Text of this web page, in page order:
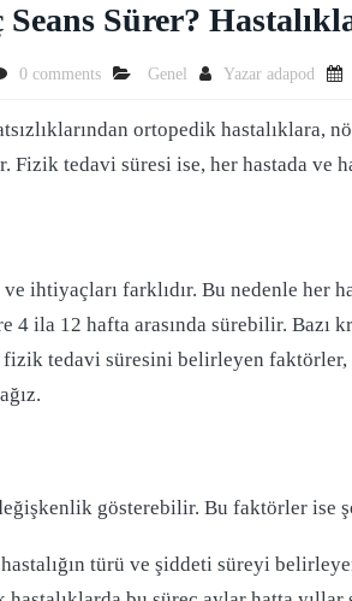
Sürer?
0 comments Genel Yazar adapod
ortopedik hastalıklara,
tedavi süresi ise, her hastada ve
ihtiyaçları farklıdır. Bu nedenle
4 ila 12 hafta arasında sürebilir.
tedavi süresini belirleyen
gösterebilir. Bu faktörler ise
türü ve şiddeti süreyi